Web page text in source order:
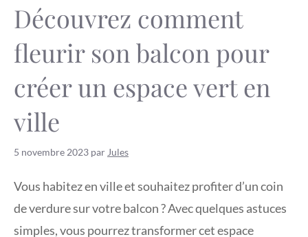
Découvrez comment
fleurir son balcon pour
créer un espace vert en
ville
5 novembre 2023 par Jules
Vous habitez en ville et souhaitez profiter d’un coin
de verdure sur votre balcon ? Avec quelques astuces
simples, vous pourrez transformer cet espace